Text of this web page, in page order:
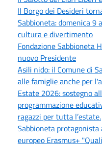
Il Borgo dei Desideri
Sabbioneta: domenica 9
cultura e divertimento
Fondazione Sabbioneta
nuovo Presidente
Asili nido: il Comune di
alle famiglie anche per
Estate 2026: sostegno
programmazione
ragazzi per tutta l’estate.
Sabbioneta
europeo Erasmus+